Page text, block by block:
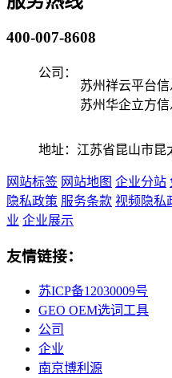
400-007-8608
公司：
苏州祥云平台
苏州华企立方
地址：江苏省昆山市昆
网站标签 网站地图 企业分站
隐私政策 服务条款 视频隐私
业 企业展示
友情链接：
苏ICP备12030009号
GEO OEM选词工具
公司
企业
南京博利源